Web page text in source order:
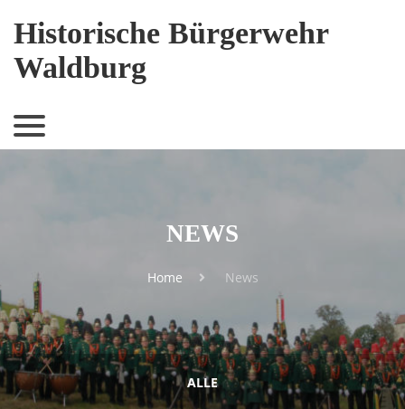
Historische Bürgerwehr
Waldburg
NEWS
Home News
ALLE